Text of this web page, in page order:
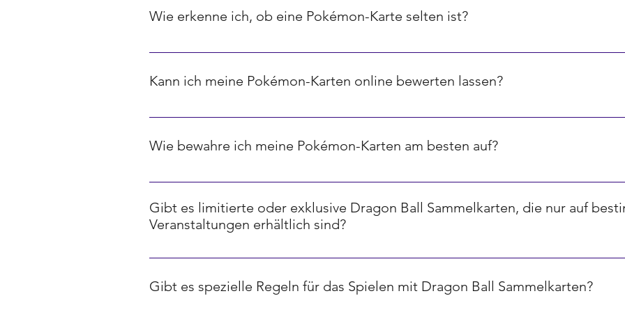
Wie erkenne ich, ob eine Pokémon-Karte selten ist?
Seltenheit bei Pokémon-Karten wird oft durch ein Symbol in der unteren rechten Ecke
Kann ich meine Pokémon-Karten online bewerten lassen?
Ja, es gibt verschiedene Online-Plattformen und Tools, die dir helfen können, den Wert deiner
Wie bewahre ich meine Pokémon-Karten am besten auf?
Um deine Pokémon-Karten optimal zu schützen, empfehlen wir die Verwendung von
aufzubewahren, um ihre Qualität langfristig zu erhalten.
Gibt es limitierte oder exklusive Dragon Ball Sammelkarten, die nur auf
Veranstaltungen erhältlich sind?
Ja, viele Dragon Ball Sammelkartenspiele veröffentlichen limitierte oder exklusive Karten, die
hohen Sammlerwert haben.
Gibt es spezielle Regeln für das Spielen mit Dragon Ball Sammelkarten?